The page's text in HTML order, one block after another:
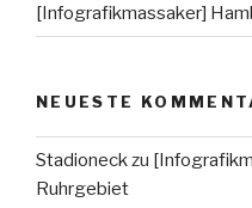
[Infografikmassaker]
NEUESTE
Stadioneckzu
Ruhrgebiet